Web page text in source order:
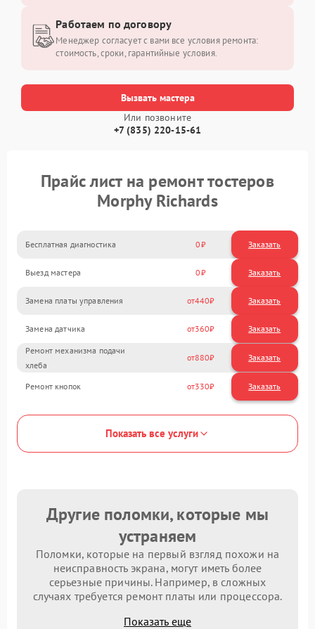
Вызвать мастера
Или позвоните
+7 (835) 220-15-61
Работаем по договору
Менеджер согласует с вами все условия ремонта:
стоимость, сроки, гарантийные условия.
Прайс лист на ремонт тостеров
Morphy Richards
Бесплатная диагностика 0 Заказать
Выезд мастера 0 Заказать
Замена платы управления 440
Замена датчика 360
Ремонт механизма подачи
хлеба
880
Ремонт кнопок 330
Показать все услуги
Другие поломки, которые мы
устраняем
Поломки, которые на первый взгляд похожи на
неисправность экрана, могут иметь более
серьезные причины. Например, в сложных
случаях требуется ремонт платы или процессора.
Показать еще